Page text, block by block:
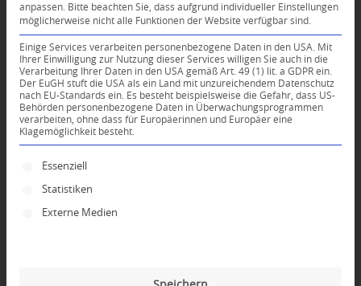
Dein Kommentar
An Diskussion beteiligen?
Hinterlassen Sie uns Ihren Kommentar!
Name*
E-Mail-Adresse*
anpassen.
Bitte beachten Sie, dass aufgrund individueller Einstellungen
möglicherweise nicht alle Funktionen der Website verfügbar sind.
Einige Services verarbeiten personenbezogene Daten in den USA. Mit
Ihrer Einwilligung zur Nutzung dieser Services willigen Sie auch in die
Verarbeitung Ihrer Daten in den USA gemäß Art. 49 (1) lit. a GDPR ein.
Der EuGH stuft die USA als ein Land mit unzureichendem Datenschutz
nach EU-Standards ein. Es besteht beispielsweise die Gefahr, dass US-
Behörden personenbezogene Daten in Überwachungsprogrammen
verarbeiten, ohne dass für Europäerinnen und Europäer eine
Klagemöglichkeit besteht.
Es folgt eine Liste der Service-Gruppen, für die
Essenziell
Statistiken
Externe Medien